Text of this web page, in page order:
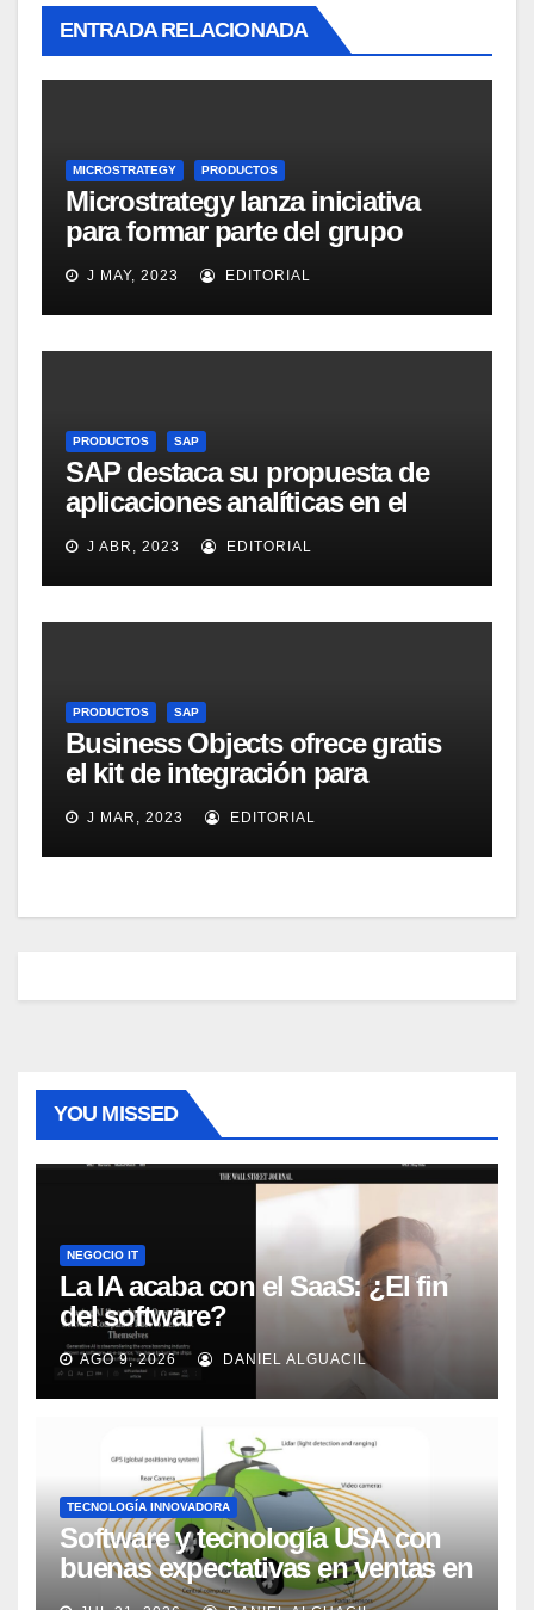
ENTRADA RELACIONADA
MICROSTRATEGY PRODUCTOS
Microstrategy lanza iniciativa
para formar parte del grupo
MicroStrategy Business
Intelligence Group en LinkedIn
J MAY, 2023 EDITORIAL
PRODUCTOS SAP
SAP destaca su propuesta de
aplicaciones analíticas en el
mercado español
J ABR, 2023 EDITORIAL
PRODUCTOS SAP
Business Objects ofrece gratis
el kit de integración para
Micrososft Office SharePoint
Server 2007
J MAR, 2023 EDITORIAL
YOU MISSED
NEGOCIO IT
La IA acaba con el SaaS: ¿El fin
del software?
AGO 9, 2026 DANIEL ALGUACIL
TECNOLOGÍA INNOVADORA
Software y tecnología USA con
buenas expectativas en ventas en
los próximos 2 años, según